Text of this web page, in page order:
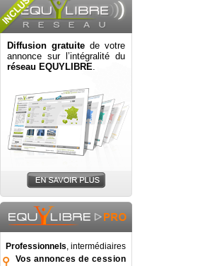
Diffusion gratuite de votre
annonce sur l’intégralité du
réseau EQUYLIBRE.
Professionnels, intermédiaires
Vos annonces de cession